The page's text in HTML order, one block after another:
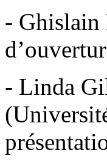
- Ghislain
- Linda